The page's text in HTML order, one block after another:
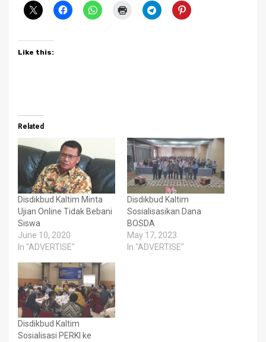
Like this:
Related
Disdikbud Kaltim Minta
Ujian Online Tidak Bebani
Siswa
June 10, 2020
In "ADVERTISE"
Disdikbud Kaltim
Sosialisasikan Dana
BOSDA
May 17, 2023
In "ADVERTISE"
Disdikbud Kaltim
Sosialisasi PERKI ke